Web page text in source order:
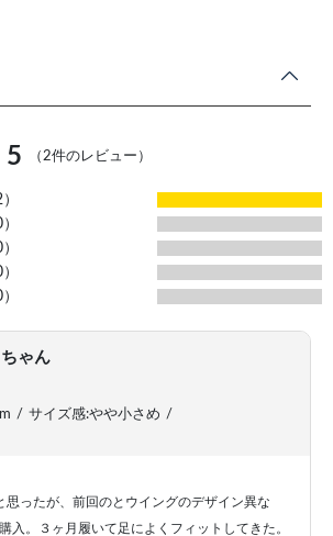
5 （2件のレビュー）
ちゃん
/ サイズ感:やや小さめ /
思ったが、前回のとウイングのデザイン異な
入。３ヶ月履いて足によくフィットしてきた。